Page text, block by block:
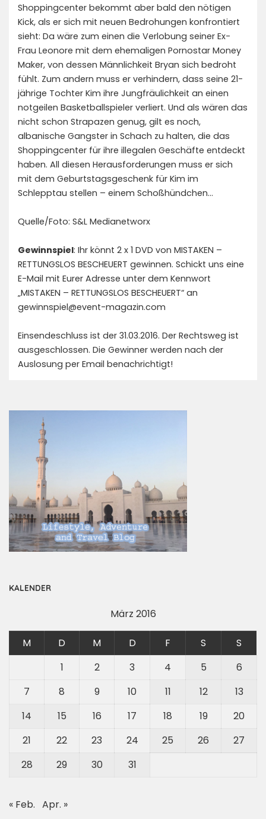
Shoppingcenter bekommt aber bald den nötigen
Kick, als er sich mit neuen Bedrohungen konfrontiert
sieht: Da wäre zum einen die Verlobung seiner Ex-
Frau Leonore mit dem ehemaligen Pornostar Money
Maker, von dessen Männlichkeit Bryan sich bedroht
fühlt. Zum andern muss er verhindern, dass seine 21-
jährige Tochter Kim ihre Jungfräulichkeit an einen
notgeilen Basketballspieler verliert. Und als wären das
nicht schon Strapazen genug, gilt es noch,
albanische Gangster in Schach zu halten, die das
Shoppingcenter für ihre illegalen Geschäfte entdeckt
haben. All diesen Herausforderungen muss er sich
mit dem Geburtstagsgeschenk für Kim im
Schlepptau stellen – einem Schoßhündchen…
Quelle/Foto: S&L Medianetworx
Gewinnspiel: Ihr könnt 2 x 1 DVD von MISTAKEN –
RETTUNGSLOS BESCHEUERT gewinnen. Schickt uns eine
E-Mail mit Eurer Adresse unter dem Kennwort
„MISTAKEN – RETTUNGSLOS BESCHEUERT“ an
gewinnspiel@event-magazin.com
Einsendeschluss ist der 31.03.2016. Der Rechtsweg ist
ausgeschlossen. Die Gewinner werden nach der
Auslosung per Email benachrichtigt!
KALENDER
März 2016
M D M D F S
S
1
2 3 4 5
6
7
8 9 10 11 12
13
14
15 16 17 18 19
20
21
22 23 24 25 26
27
28
29 30 31
« Feb. Apr. »